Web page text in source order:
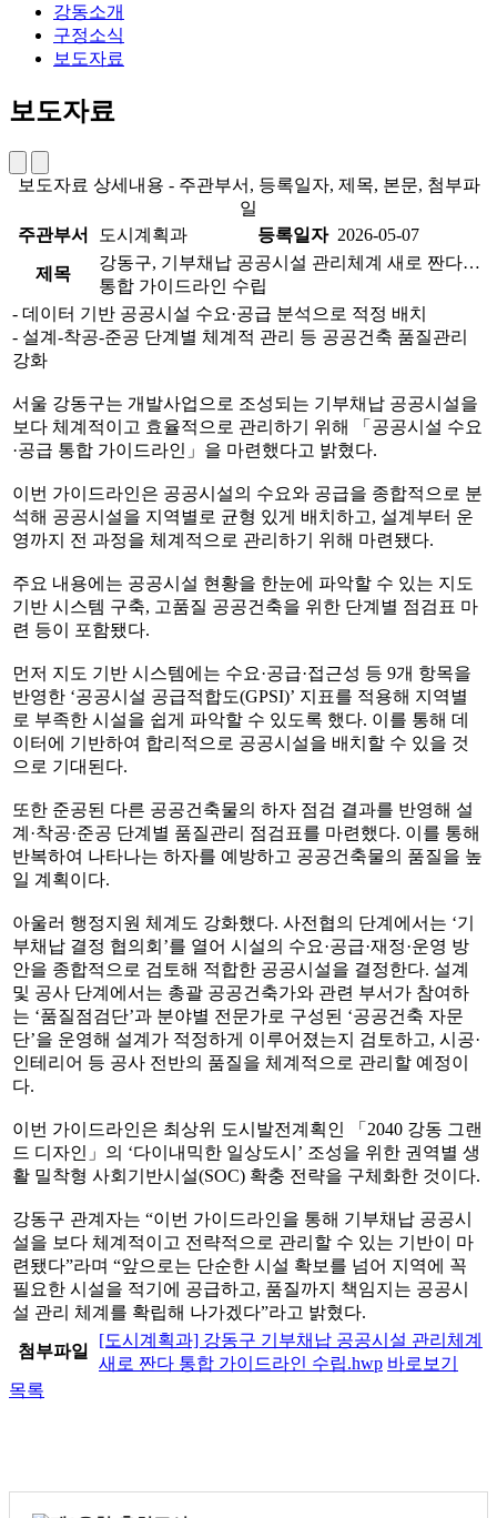
강동소개
구정소식
보도자료
보도자료
보도자료 상세내용 - 주관부서, 등록일자, 제목, 본문, 첨부파
일
주관부서
도시계획과 등록일자 2026-05-07
제목
강동구, 기부채납 공공시설 관리체계 새로 짠다…
통합 가이드라인 수립
- 데이터 기반 공공시설 수요·공급 분석으로 적정 배치
- 설계-착공-준공 단계별 체계적 관리 등 공공건축 품질관리
강화
서울 강동구는 개발사업으로 조성되는 기부채납 공공시설을
보다 체계적이고 효율적으로 관리하기 위해 「공공시설 수요
·공급 통합 가이드라인」을 마련했다고 밝혔다.
이번 가이드라인은 공공시설의 수요와 공급을 종합적으로 분
석해 공공시설을 지역별로 균형 있게 배치하고, 설계부터 운
영까지 전 과정을 체계적으로 관리하기 위해 마련됐다.
주요 내용에는 공공시설 현황을 한눈에 파악할 수 있는 지도
기반 시스템 구축, 고품질 공공건축을 위한 단계별 점검표 마
련 등이 포함됐다.
먼저 지도 기반 시스템에는 수요·공급·접근성 등 9개 항목을
반영한 ‘공공시설 공급적합도(GPSI)’ 지표를 적용해 지역별
로 부족한 시설을 쉽게 파악할 수 있도록 했다. 이를 통해 데
이터에 기반하여 합리적으로 공공시설을 배치할 수 있을 것
으로 기대된다.
또한 준공된 다른 공공건축물의 하자 점검 결과를 반영해 설
계·착공·준공 단계별 품질관리 점검표를 마련했다. 이를 통해
반복하여 나타나는 하자를 예방하고 공공건축물의 품질을 높
일 계획이다.
아울러 행정지원 체계도 강화했다. 사전협의 단계에서는 ‘기
부채납 결정 협의회’를 열어 시설의 수요·공급·재정·운영 방
안을 종합적으로 검토해 적합한 공공시설을 결정한다. 설계
및 공사 단계에서는 총괄 공공건축가와 관련 부서가 참여하
는 ‘품질점검단’과 분야별 전문가로 구성된 ‘공공건축 자문
단’을 운영해 설계가 적정하게 이루어졌는지 검토하고, 시공·
인테리어 등 공사 전반의 품질을 체계적으로 관리할 예정이
다.
이번 가이드라인은 최상위 도시발전계획인 「2040 강동 그랜
드 디자인」의 ‘다이내믹한 일상도시’ 조성을 위한 권역별 생
활 밀착형 사회기반시설(SOC) 확충 전략을 구체화한 것이다.
강동구 관계자는 “이번 가이드라인을 통해 기부채납 공공시
설을 보다 체계적이고 전략적으로 관리할 수 있는 기반이 마
련됐다”라며 “앞으로는 단순한 시설 확보를 넘어 지역에 꼭
필요한 시설을 적기에 공급하고, 품질까지 책임지는 공공시
설 관리 체계를 확립해 나가겠다”라고 밝혔다.
첨부파일
[도시계획과] 강동구 기부채납 공공시설 관리체계
새로 짠다 통합 가이드라인 수립.hwp 바로보기
목록